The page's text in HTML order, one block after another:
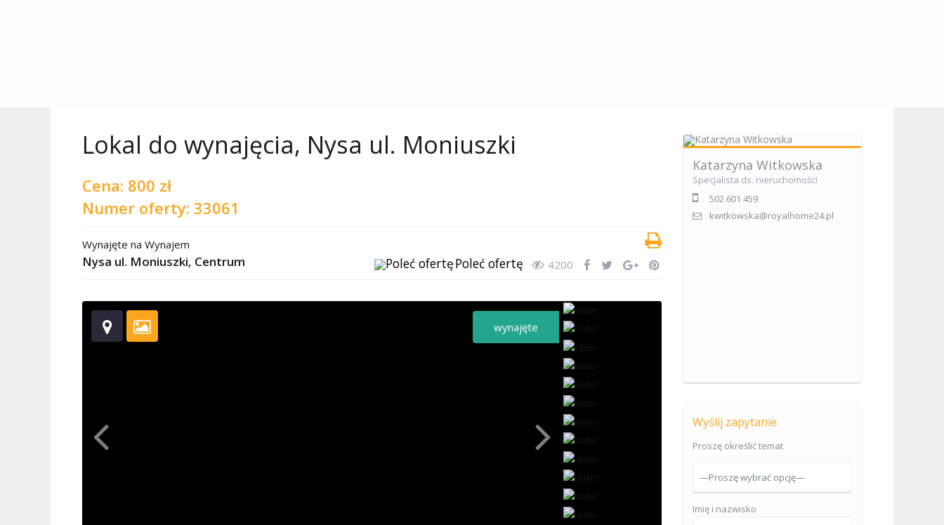
Lokal do wynajęcia, Nysa ul. Moniuszki
Cena: 800 zł
Numer oferty: 33061
Wynajęte na Wynajem
Nysa ul. Moniuszki, Centrum Poleć ofertę 4200
wynajęte
Katarzyna Witkowska
Specjalista ds. nieruchomości
502 601 459
kwitkowska@royalhome24.pl
Wyślij zapytanie
Proszę określić temat
Imię i nazwisko